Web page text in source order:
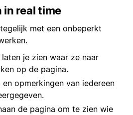
in real time
met een onbeperkt
je zien waar ze naar
op de pagina.
opmerkingen van iedereen
de pagina om te zien wie